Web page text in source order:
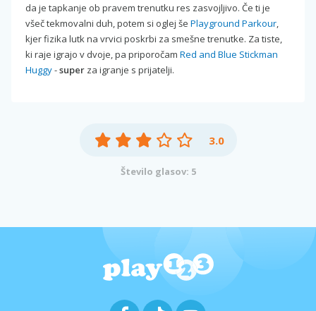
da je tapkanje ob pravem trenutku res zasvojljivo. Če ti je
všeč tekmovalni duh, potem si oglej še Playground Parkour,
kjer fizika lutk na vrvici poskrbi za smešne trenutke. Za tiste,
ki raje igrajo v dvoje, pa priporočam Red and Blue Stickman
Huggy-super za igranje s prijatelji.
3.0
Število glasov: 5